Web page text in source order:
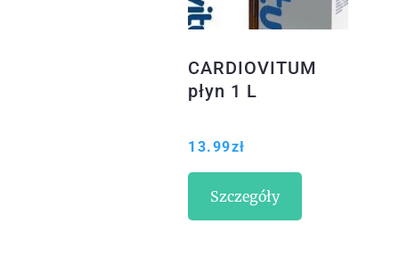
CARDIOVITUM
płyn 1 L
13.99zł
Szczegóły